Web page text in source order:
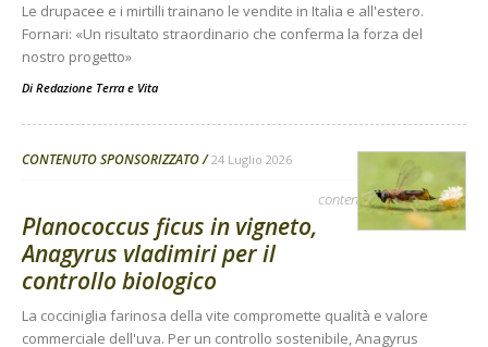
Le drupacee e i mirtilli trainano le vendite in Italia e all'estero.
Fornari: «Un risultato straordinario che conferma la forza del
nostro progetto»
Di Redazione Terra e Vita
CONTENUTO SPONSORIZZATO 24 Luglio 2026
contenuto sponsorizzato
Planococcus ficus in vigneto,
Anagyrus vladimiri per il
controllo biologico
La cocciniglia farinosa della vite compromette qualità e valore
commerciale dell'uva. Per un controllo sostenibile, Anagyrus